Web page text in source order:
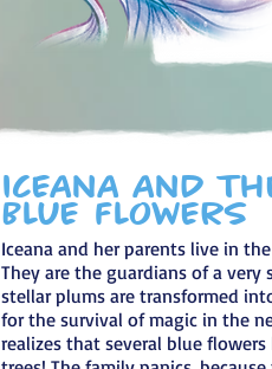
iceana and
Blue Flowers
Iceana and her parents live in
They are the guardians of a very
stellar plums are transformed
for the survival of magic in the
realizes that several blue